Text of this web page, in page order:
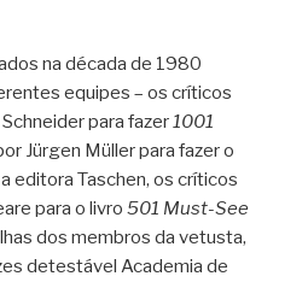
na década de 1980
equipes – os críticos
para fazer1001
Jürgen Müller para fazer o
editora Taschen, os críticos
para o livro 501 Must-See
dos membros da vetusta,
detestável Academia de